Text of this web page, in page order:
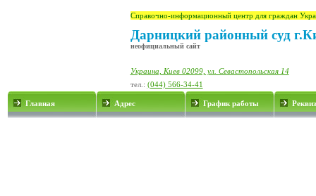
Справочно-информационный центр для граждан
Дарницкий районный суд
неофициальный сайт
Украина, Киев 02099, ул. Севастопольская 14
тел.: (044) 566-34-41
Главная Адрес График работы